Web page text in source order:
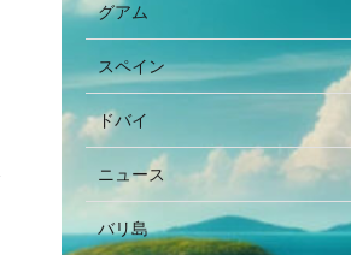
グアム
スペイン
ドバイ
ニュース
バリ島